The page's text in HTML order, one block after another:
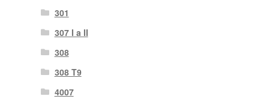
301
307 I a II
308
308 T9
4007